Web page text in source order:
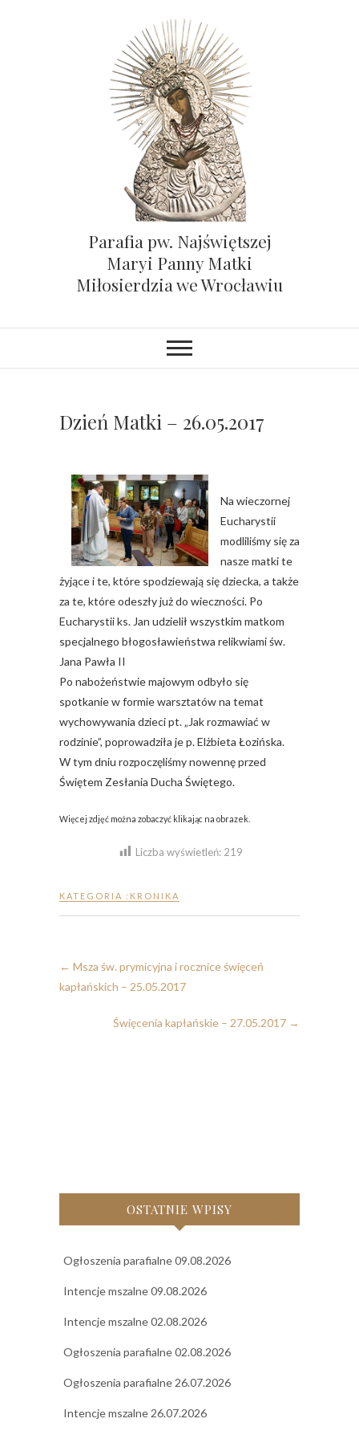
Parafia pw. Najświętszej
Maryi Panny Matki
Miłosierdzia we Wrocławiu
Dzień Matki – 26.05.2017
Na wieczornej
Eucharystii
modliliśmy się za
nasze matki te
żyjące i te, które spodziewają się dziecka, a także
za te, które odeszły już do wieczności. Po
Eucharystii ks. Jan udzielił wszystkim matkom
specjalnego błogosławieństwa relikwiami św.
Jana Pawła II
Po nabożeństwie majowym odbyło się
spotkanie w formie warsztatów na temat
wychowywania dzieci pt. „Jak rozmawiać w
rodzinie”, poprowadziła je p. Elżbieta Łozińska.
W tym dniu rozpoczęliśmy nowennę przed
Świętem Zesłania Ducha Świętego.
Więcej zdjęć można zobaczyć klikając na obrazek.
Liczba wyświetleń: 219
KATEGORIA : KRONIKA
← Msza św. prymicyjna i rocznice święceń
kapłańskich – 25.05.2017
Święcenia kapłańskie – 27.05.2017 →
OSTATNIE WPISY
Ogłoszenia parafialne 09.08.2026
Intencje mszalne 09.08.2026
Intencje mszalne 02.08.2026
Ogłoszenia parafialne 02.08.2026
Ogłoszenia parafialne 26.07.2026
Intencje mszalne 26.07.2026